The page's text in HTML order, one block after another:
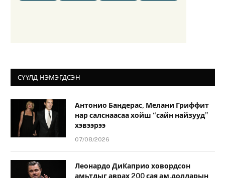
СҮҮЛД НЭМЭГДСЭН
Антонио Бандерас, Мелани Гриффит
нар салснаасаа хойш “сайн найзууд”
хэвээрээ
07/08/2026
Леонардо ДиКаприо ховордсон
амьтдыг аврах 200 сая ам.долларын